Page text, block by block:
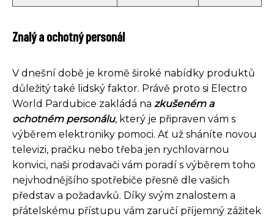
Znalý a ochotný personál
V dnešní době je kromě široké nabídky produktů
důležitý také lidský faktor. Právě proto si Electro
World Pardubice zakládá na zkušeném a
ochotném personálu, který je připraven vám s
výběrem elektroniky pomoci. Ať už sháníte novou
televizi, pračku nebo třeba jen rychlovarnou
konvici, naši prodavači vám poradí s výběrem toho
nejvhodnějšího spotřebiče přesně dle vašich
představ a požadavků. Díky svým znalostem a
přátelskému přístupu vám zaručí příjemný zážitek